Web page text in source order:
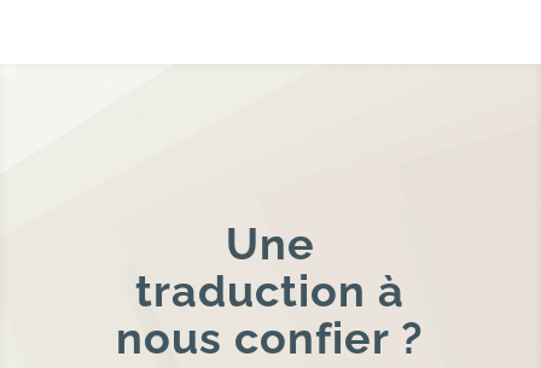
Une
traduction à
nous confier ?